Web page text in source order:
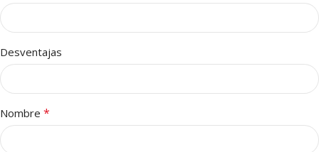
Desventajas
Nombre *